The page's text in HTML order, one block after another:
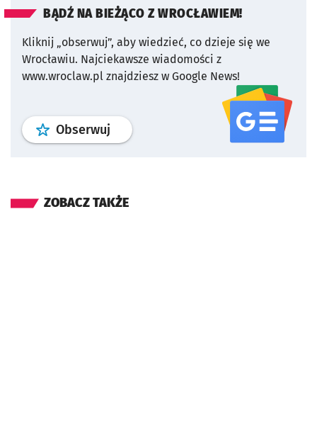
BĄDŹ NA BIEŻĄCO Z WROCŁAWIEM!
Kliknij „obserwuj”, aby wiedzieć, co dzieje się we
Wrocławiu. Najciekawsze wiadomości z
www.wroclaw.pl znajdziesz w Google News!
Obserwuj profil serwisu
ZOBACZ TAKŻE